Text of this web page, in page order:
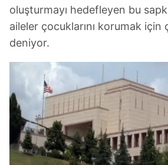
oluşturmayı hedefleyen bu
aileler çocuklarını korumak için
deniyor.